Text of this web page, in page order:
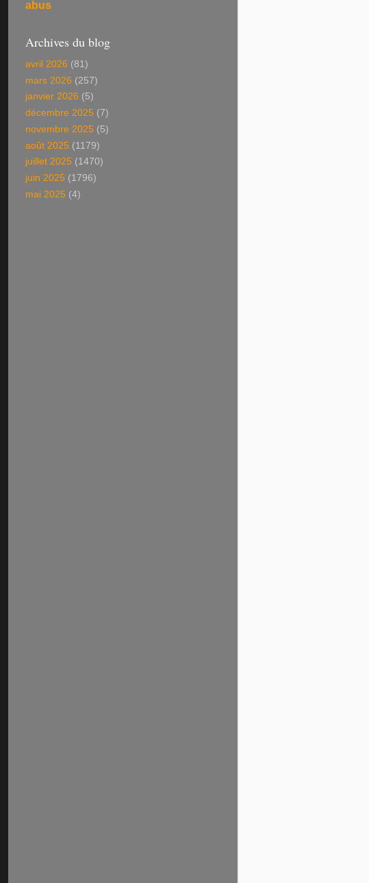
abus
Archives du blog
avril 2026 (81)
mars 2026 (257)
janvier 2026 (5)
décembre 2025 (7)
novembre 2025 (5)
août 2025 (1179)
juillet 2025 (1470)
juin 2025 (1796)
mai 2025 (4)